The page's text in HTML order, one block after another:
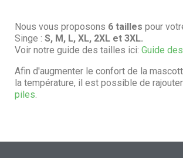
Nous vous proposons 6 tailles pour
Singe : S, M, L, XL, 2XL et 3XL.
Voir notre guide des tailles ici: Guide
Afin d'augmenter le confort de la
la température, il est possible de
piles.